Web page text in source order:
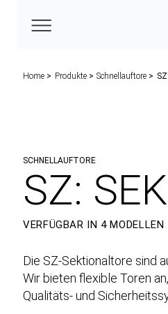
Home Produkte Schnellauftore
SCHNELLAUFTORE
SZ:
VERFÜGBAR IN 4 MODELLEN
Die SZ-Sektionaltore sind
Wir bieten flexible Toren
Qualitäts- und